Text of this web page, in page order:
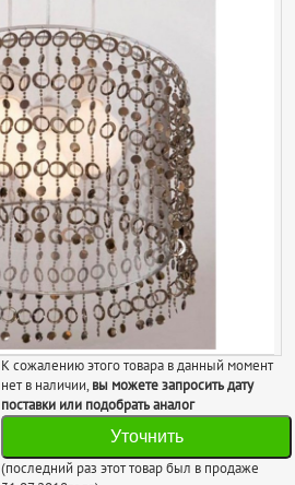
К сожалению этого товара в данный момент
нет в наличии,вы можете запросить дату
поставки или подобрать аналог
Уточнить
(последний раз этот товар был в продаже